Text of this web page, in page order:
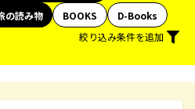
の読み物 BOOKS
D-Books
絞り込み条件を追加